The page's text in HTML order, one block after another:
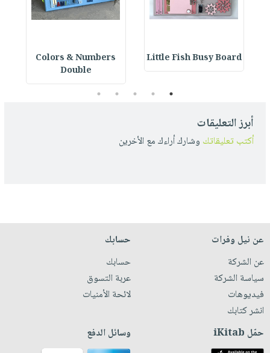
Little Fish Busy Board
Colors & Numbers
Double
1
2
3
4
5
أبرز التعليقات
أكتب تعليقاتك وشارك أراءك مع الأخرين
عن نيل وفرات
عن الشركة
سياسة الشركة
فيديوهات
انشر كتابك
حسابك
حسابك
عربة التسوق
لائحة الأمنيات
حمّل iKitab وسائل الدفع